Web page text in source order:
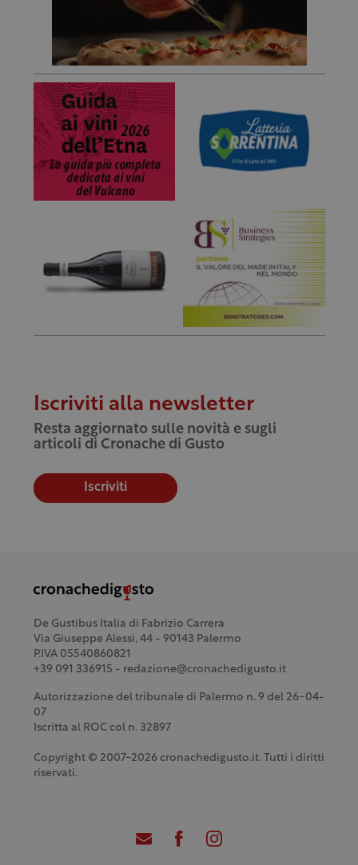
Iscriviti alla newsletter
Resta aggiornato sulle novità e sugli
articoli di Cronache di Gusto
Iscriviti
De Gustibus Italia di Fabrizio Carrera
Via Giuseppe Alessi, 44 - 90143 Palermo
P.IVA 05540860821
+39 091 336915 - redazione@cronachedigusto.it
Autorizzazione del tribunale di Palermo n. 9 del 26-04-
07
Iscritta al ROC col n. 32897
Copyright © 2007-2026 cronachedigusto.it. Tutti i diritti
riservati.